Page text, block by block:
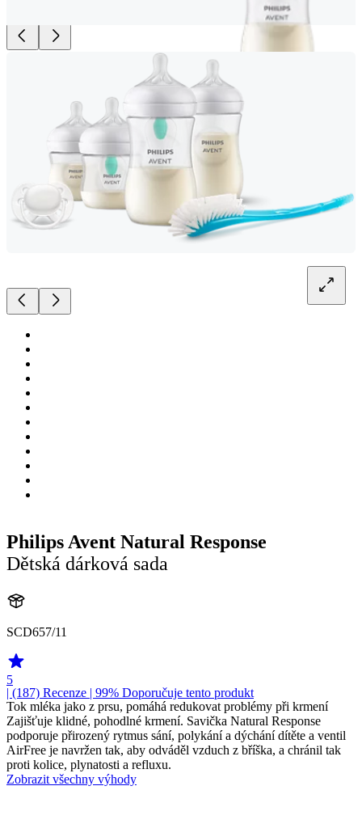
Philips Avent Natural Response
Dětská dárková sada
SCD657/11
5
| (187) Recenze | 99% Doporučuje tento produkt
Tok mléka jako z prsu, pomáhá redukovat problémy při krmení
Zajišťuje klidné, pohodlné krmení. Savička Natural Response
podporuje přirozený rytmus sání, polykání a dýchání dítěte a ventil
AirFree je navržen tak, aby odváděl vzduch z bříška, a chránil tak
proti kolice, plynatosti a refluxu.
Zobrazit všechny výhody